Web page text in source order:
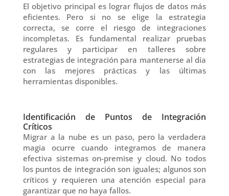
El objetivo principal es lograr flujos de datos más
eficientes. Pero si no se elige la estrategia
correcta, se corre el riesgo de integraciones
incompletas. Es fundamental realizar pruebas
regulares y participar en talleres sobre
estrategias de integración para mantenerse al día
con las mejores prácticas y las últimas
herramientas disponibles.
Identificación de Puntos de Integración
Críticos
Migrar a la nube es un paso, pero la verdadera
magia ocurre cuando integramos de manera
efectiva sistemas on-premise y cloud. No todos
los puntos de integración son iguales; algunos son
críticos y requieren una atención especial para
garantizar que no haya fallos.